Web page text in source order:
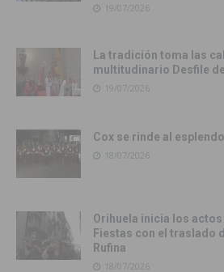
19/07/2026
La tradición toma las
multitudinario Desfile
19/07/2026
Cox se rinde al
18/07/2026
Orihuela inicia los
Fiestas con el traslado
Rufina
18/07/2026